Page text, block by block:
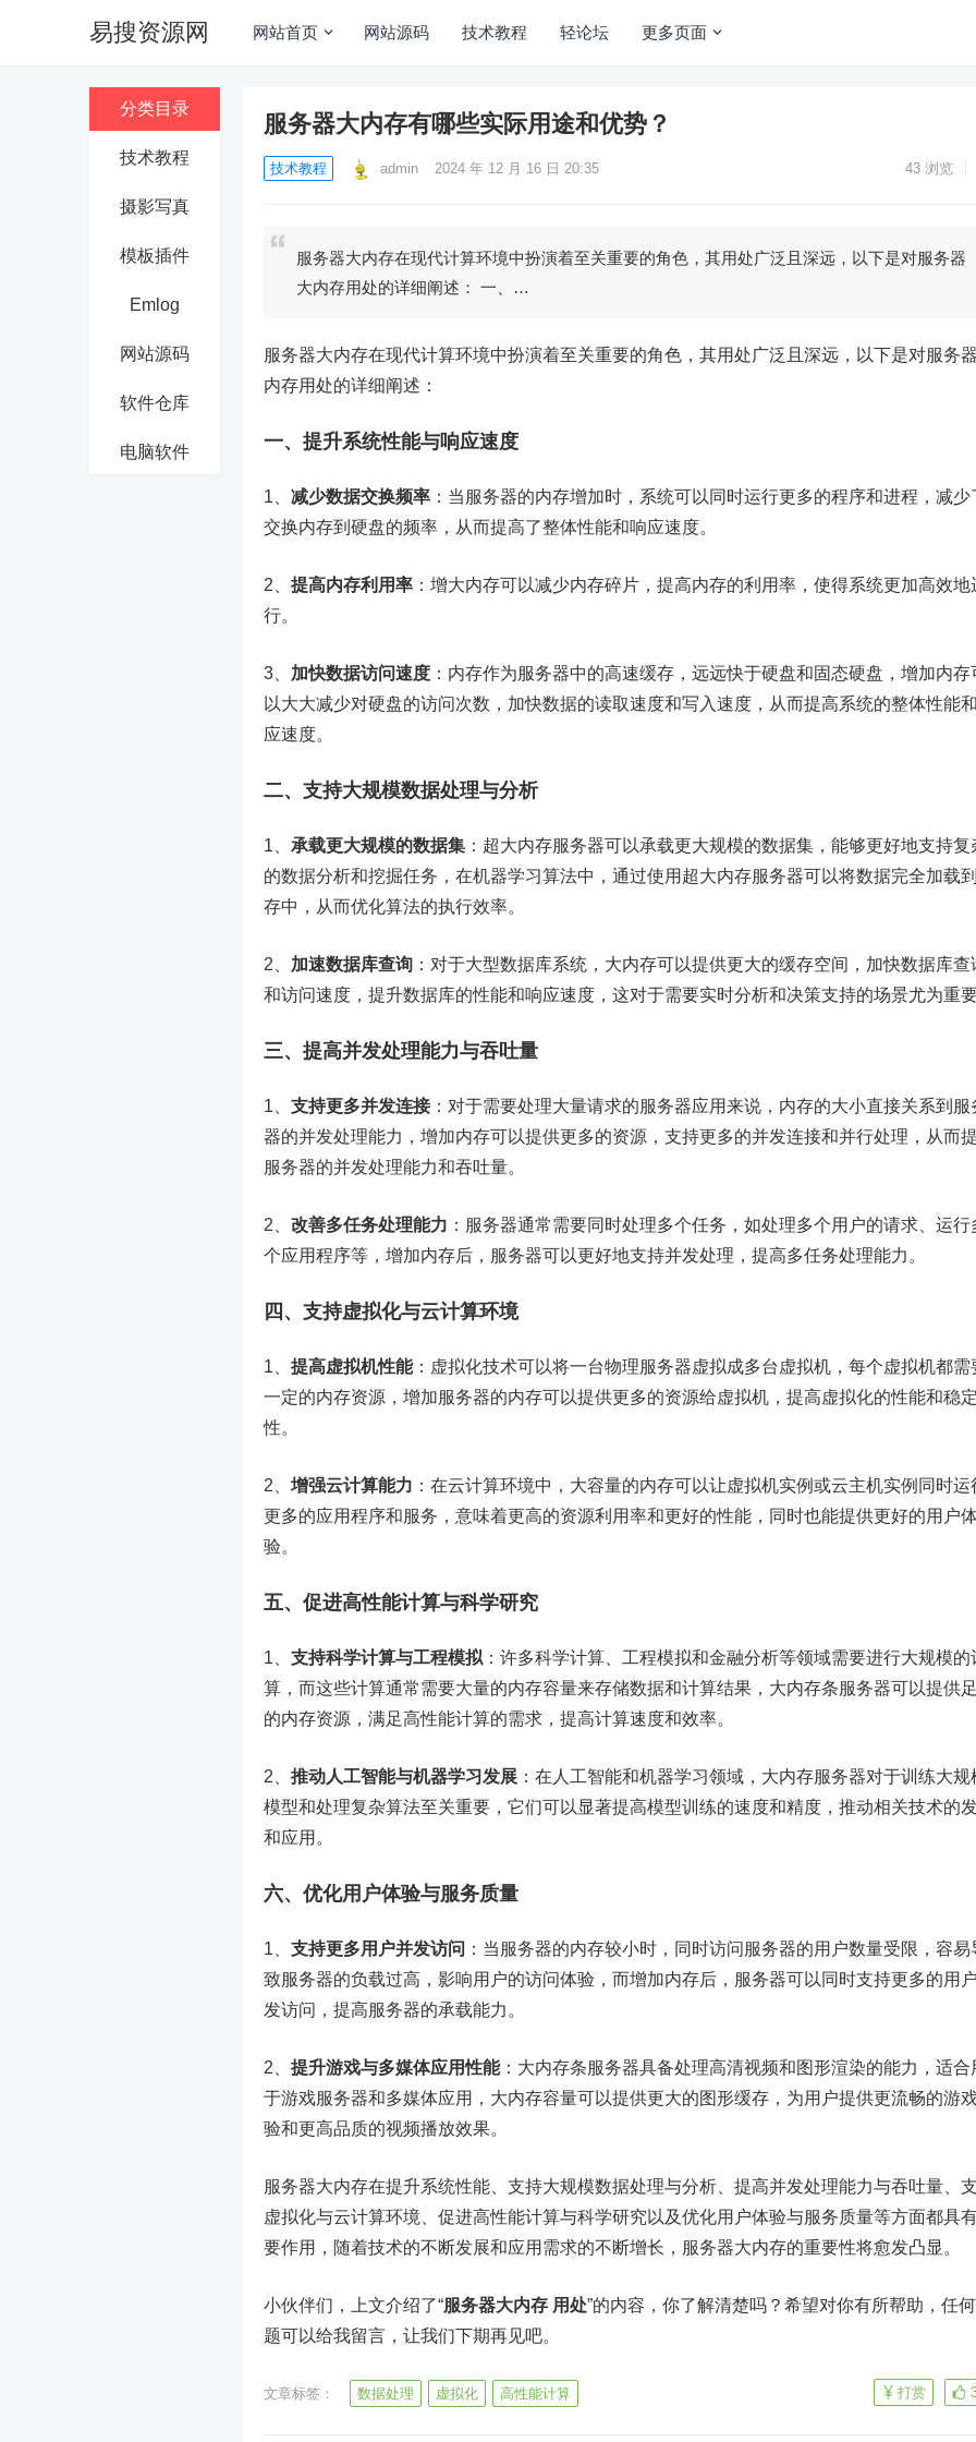
易搜资源网 网站首页 网站源码 技术教程 轻论坛 更多页面
分类目录
技术教程
摄影写真
模板插件
Emlog
网站源码
软件仓库
电脑软件
服务器大内存有哪些实际用途和优势？
技术教程 admin 2024 年 12 月 16 日 20:35 43 浏览
服务器大内存在现代计算环境中扮演着至关重要的角色，其用处广泛且深远，以下是对服务器
大内存用处的详细阐述： 一、…
服务器大内存在现代计算环境中扮演着至关重要的角色，其用处广泛且深远，以下是对服务
内存用处的详细阐述：
一、提升系统性能与响应速度
1、 减少数据交换频率 ：当服务器的内存增加时，系统可以同时运行更多的程序和进程，减少
交换内存到硬盘的频率，从而提高了整体性能和响应速度。
2、 提高内存利用率 ：增大内存可以减少内存碎片，提高内存的利用率，使得系统更加高效地
行。
3、 加快数据访问速度 ：内存作为服务器中的高速缓存，远远快于硬盘和固态硬盘，增加内存
以大大减少对硬盘的访问次数，加快数据的读取速度和写入速度，从而提高系统的整体性能
应速度。
二、支持大规模数据处理与分析
1、 承载更大规模的数据集 ：超大内存服务器可以承载更大规模的数据集，能够更好地支持复
的数据分析和挖掘任务，在机器学习算法中，通过使用超大内存服务器可以将数据完全加载
存中，从而优化算法的执行效率。
2、 加速数据库查询 ：对于大型数据库系统，大内存可以提供更大的缓存空间，加快数据库查
和访问速度，提升数据库的性能和响应速度，这对于需要实时分析和决策支持的场景尤为重要
三、提高并发处理能力与吞吐量
1、 支持更多并发连接：对于需要处理大量请求的服务器应用来说，内存的大小直接关系到服
器的并发处理能力，增加内存可以提供更多的资源，支持更多的并发连接和并行处理，从而
服务器的并发处理能力和吞吐量。
2、 改善多任务处理能力 ：服务器通常需要同时处理多个任务，如处理多个用户的请求、运行
个应用程序等，增加内存后，服务器可以更好地支持并发处理，提高多任务处理能力。
四、支持虚拟化与云计算环境
1、 提高虚拟机性能： 虚拟化技术可以将一台物理服务器虚拟成多台虚拟机，每个虚拟机都需
一定的内存资源，增加服务器的内存可以提供更多的资源给虚拟机，提高虚拟化的性能和稳定
性。
2、 增强云计算能力 ：在云计算环境中，大容量的内存可以让虚拟机实例或云主机实例同时运
更多的应用程序和服务，意味着更高的资源利用率和更好的性能，同时也能提供更好的用户
验。
五、促进高性能计算与科学研究
1、 支持科学计算与工程模拟 ：许多科学计算、工程模拟和金融分析等领域需要进行大规模的
算，而这些计算通常需要大量的内存容量来存储数据和计算结果，大内存条服务器可以提供
的内存资源，满足高性能计算的需求，提高计算速度和效率。
2、 推动人工智能与机器学习发展 ：在人工智能和机器学习领域，大内存服务器对于训练大规
模型和处理复杂算法至关重要，它们可以显著提高模型训练的速度和精度，推动相关技术的
和应用。
六、优化用户体验与服务质量
1、 支持更多用户并发访问 ：当服务器的内存较小时，同时访问服务器的用户数量受限，容易
致服务器的负载过高，影响用户的访问体验，而增加内存后，服务器可以同时支持更多的用
发访问，提高服务器的承载能力。
2、 提升游戏与多媒体应用性能：大内存条服务器具备处理高清视频和图形渲染的能力，适合
于游戏服务器和多媒体应用，大内存容量可以提供更大的图形缓存，为用户提供更流畅的游
验和更高品质的视频播放效果。
服务器大内存在提升系统性能、支持大规模数据处理与分析、提高并发处理能力与吞吐量、
虚拟化与云计算环境、促进高性能计算与科学研究以及优化用户体验与服务质量等方面都具
要作用，随着技术的不断发展和应用需求的不断增长，服务器大内存的重要性将愈发凸显。
小伙伴们，上文介绍了“服务器大内存 用处”的内容，你了解清楚吗？希望对你有所帮助，任
题可以给我留言，让我们下期再见吧。
文章标签： 数据处理 虚拟化 高性能计算 打赏